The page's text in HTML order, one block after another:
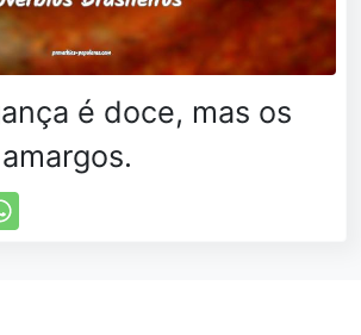
é doce, mas os